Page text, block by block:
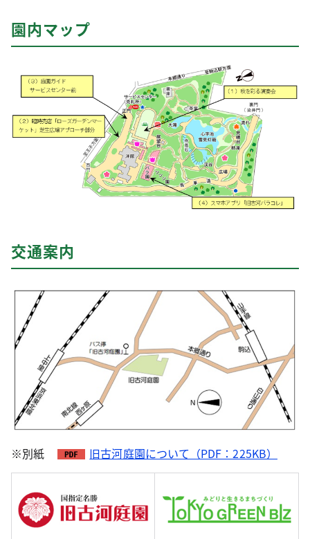
園内マップ
交通案内
※別紙 旧古河庭園について（PDF：225KB）